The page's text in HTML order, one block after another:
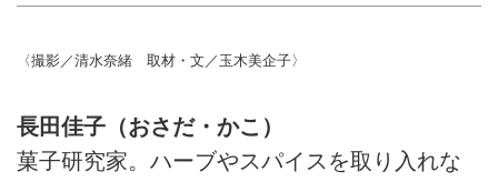
〈撮影／清水奈緒 取材・文／玉木美企子〉
長田佳子（おさだ・かこ）
菓子研究家。ハーブやスパイスを取り入れな